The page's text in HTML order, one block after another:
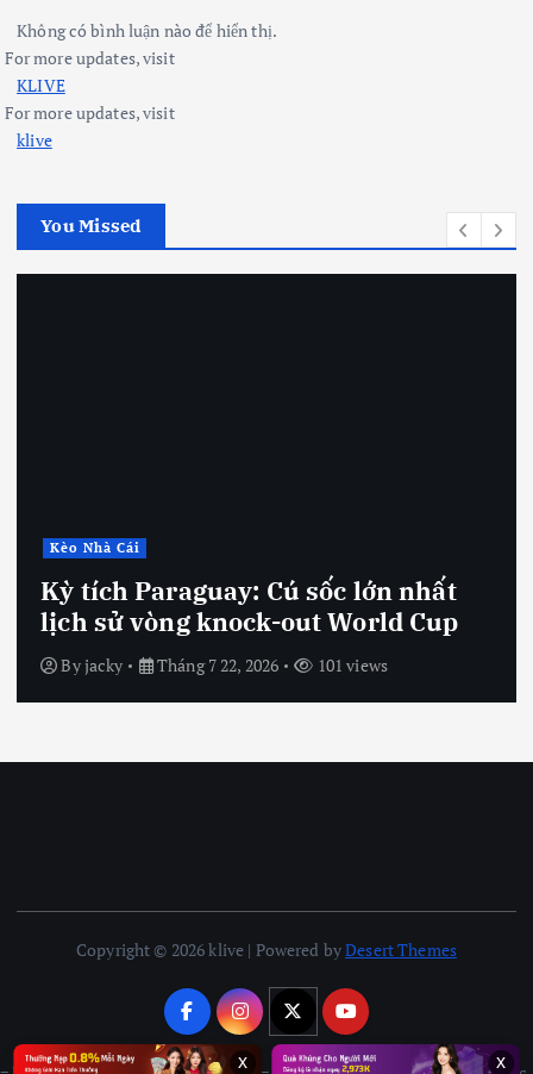
Không có bình luận nào để hiển thị.
For more updates, visit
KLIVE
For more updates, visit
klive
You Missed
Kèo Nhà Cái
Kỳ tích Paraguay: Cú sốc lớn nhất
lịch sử vòng knock-out World Cup
Byjacky Tháng 7 22, 2026 101 views
Copyright © 2026 klive | Powered byDesert Themes
x x